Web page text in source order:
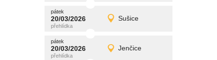
pátek
20/03/2026 Sušice
pátek
20/03/2026 Detail
promítání
pátek
20/03/2026 Jenčice
pátek
20/03/2026 Detail
promítání